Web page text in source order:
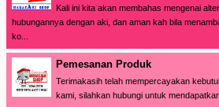
Kali ini kita akan membahas mengenai
hubungannya dengan aki, dan aman kah bila
ko...
Pemesanan Produk
Terimakasih telah mempercayakan
kami, silahkan hubungi untuk